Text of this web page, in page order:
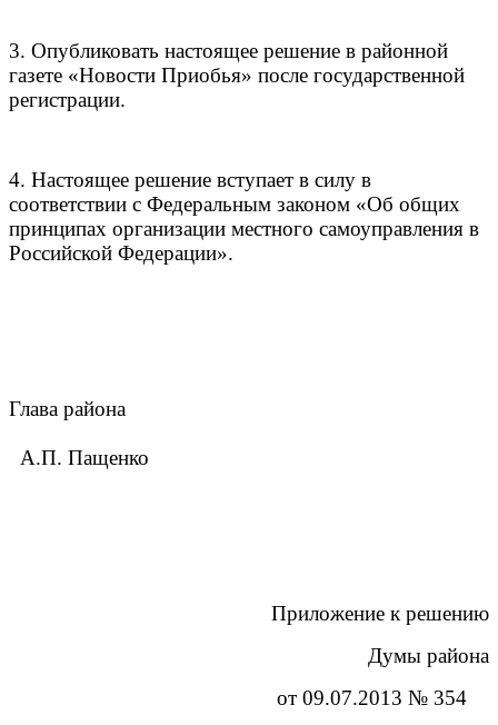
3. Опубликовать настоящее решение в районной
газете «Новости Приобья» после государственной
регистрации.
4. Настоящее решение вступает в силу в
соответствии с Федеральным законом «Об общих
принципах организации местного самоуправления в
Российской Федерации».
Глава района
А.П. Пащенко
Приложение к решению
Думы района
от 09.07.2013 № 354